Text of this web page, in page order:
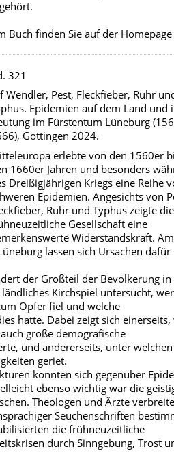
Buch finden Sie auf der Homepage
321
Wendler, Pest, Fleckfieber, Ruhr
Epidemien auf dem Land und
im Fürstentum Lüneburg
Göttingen 2024.
erlebte von den 1560er
1660er Jahren und besonders
Dreißigjährigen Kriegs eine Reihe
Epidemien. Angesichts von
Ruhr und Typhus zeigte die
Gesellschaft eine
Widerstandskraft. Am
lassen sich Ursachen dafür
der Großteil der Bevölkerung in
Kirchspiel untersucht, wer
Opfer fiel und welche
hatte. Dabei zeigt sich einerseits,
große demografische
und andererseits, unter welchen
geriet.
konnten sich gegenüber
ebenso wichtig war die
Theologen und Ärzte
Seuchenschriften
die frühneuzeitliche
durch Sinngebung, Trost